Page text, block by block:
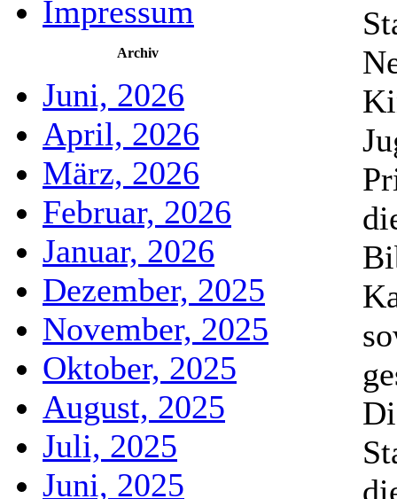
Impressum
Archiv
Juni, 2026
April, 2026
März, 2026
Februar, 2026
Januar, 2026
Dezember, 2025
November, 2025
Oktober, 2025
August, 2025
Juli, 2025
Juni, 2025